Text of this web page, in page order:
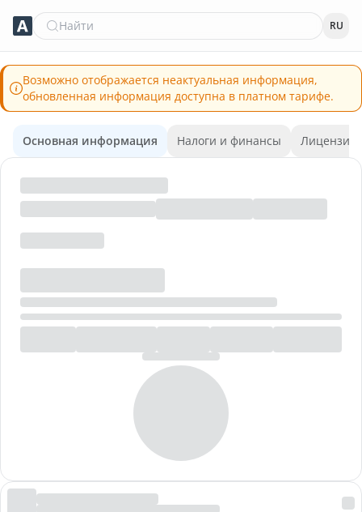
Найти RU
Возможно отображается неактуальная информация,
обновленная информация доступна в платном тарифе.
Основная информация Налоги и финансы Лицензии